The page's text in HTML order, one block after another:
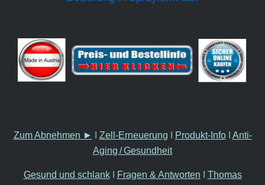
Zum Abnehmen ► Zell-Erneuerung Produkt-Info
Anti-
Aging /Gesundheit
Gesund und schlankI Fragen & Antworten Thomas